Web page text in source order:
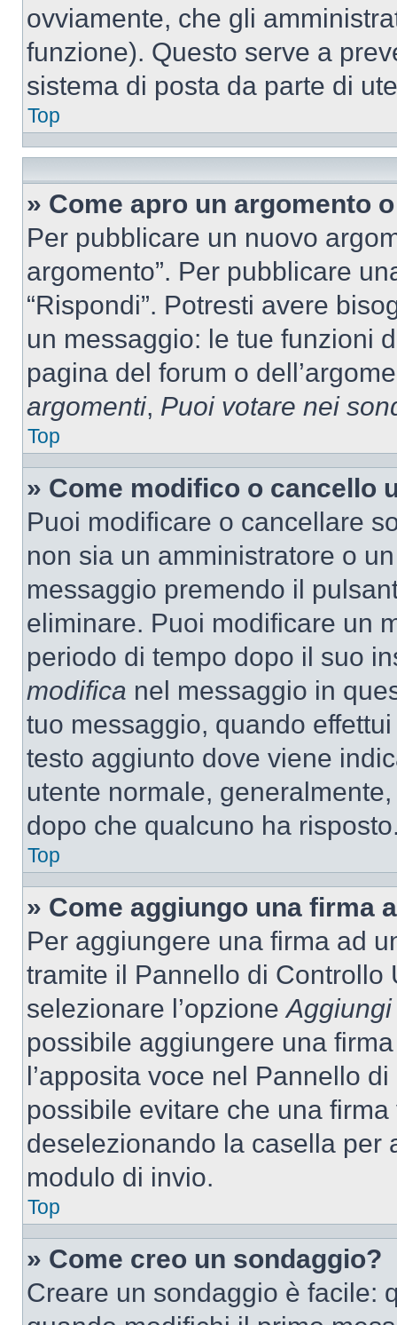
ovviamente, che gli
funzione). Questo serve a
sistema di posta da parte di
Top
» Come apro un argomento
Per pubblicare un nuovo
argomento”. Per pubblicare
“Rispondi”. Potresti avere
un messaggio: le tue funzioni
pagina del forum o
argomenti, Puoi votare nei
Top
» Come modifico o cancello
Puoi modificare o cancellare
non sia un amministratore o
messaggio premendo il
eliminare. Puoi modificare un
periodo di tempo dopo il suo
modifica nel messaggio in
tuo messaggio, quando
testo aggiunto dove viene
utente normale,
dopo che qualcuno ha
Top
» Come aggiungo una firma
Per aggiungere una firma ad
tramite il Pannello di Controllo
selezionare l’opzione
possibile aggiungere una
l’apposita voce nel Pannello
possibile evitare che una
deselezionando la casella per
modulo di invio.
Top
» Come creo un sondaggio?
Creare un sondaggio è facile: